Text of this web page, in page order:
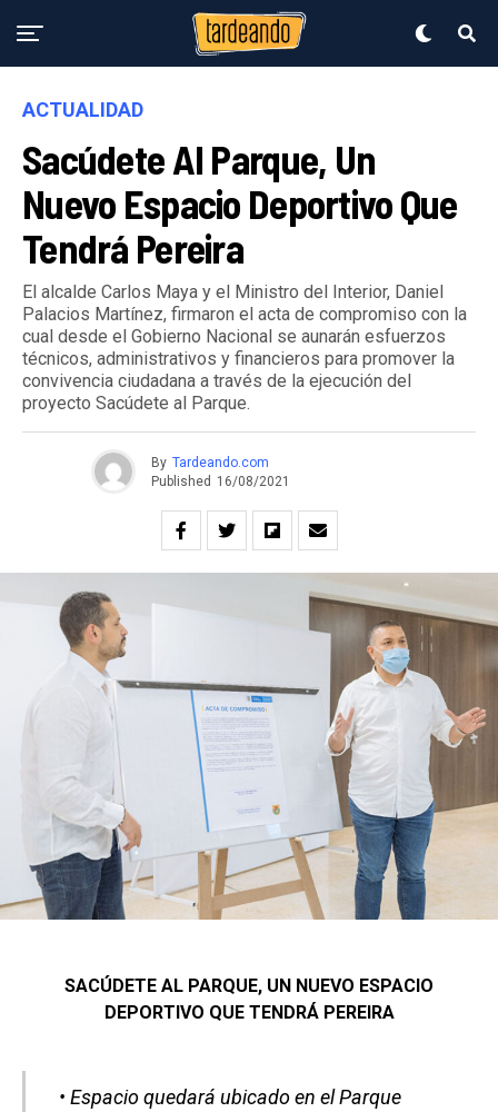
ACTUALIDAD
Sacúdete Al Parque, Un
Nuevo Espacio Deportivo Que
Tendrá Pereira
El alcalde Carlos Maya y el Ministro del Interior, Daniel
Palacios Martínez, firmaron el acta de compromiso con la
cual desde el Gobierno Nacional se aunarán esfuerzos
técnicos, administrativos y financieros para promover la
convivencia ciudadana a través de la ejecución del
proyecto Sacúdete al Parque.
By Tardeando.com
Published 16/08/2021
SACÚDETE AL PARQUE, UN NUEVO ESPACIO
DEPORTIVO QUE TENDRÁ PEREIRA
• Espacio quedará ubicado en el Parque